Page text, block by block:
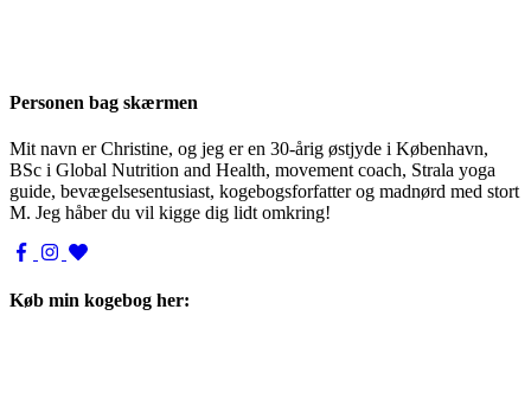
Personen bag skærmen
Mit navn er Christine, og jeg er en 30-årig østjyde i København,
BSc i Global Nutrition and Health, movement coach, Strala yoga
guide, bevægelsesentusiast, kogebogsforfatter og madnørd med stort
M. Jeg håber du vil kigge dig lidt omkring!
Køb min kogebog her: